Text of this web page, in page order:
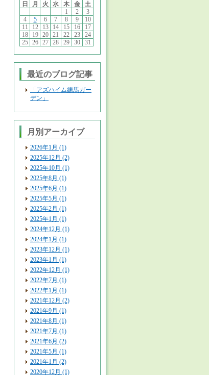
日
月 火 水 木 金
土
1
2
3
4
5 6 7 8 9
10
11
12 13 14 15 16
17
18
19 20 21 22 23
24
25
26 27 28 29 30 31
最近のブログ記事
「アズハイム練馬ガー
デン」
月別アーカイブ
2026年1月 (1)
2025年12月 (2)
2025年10月 (1)
2025年8月 (1)
2025年6月 (1)
2025年5月 (1)
2025年2月 (1)
2025年1月 (1)
2024年12月 (1)
2024年1月 (1)
2023年12月 (1)
2023年1月 (1)
2022年12月 (1)
2022年7月 (1)
2022年1月 (1)
2021年12月 (2)
2021年9月 (1)
2021年8月 (1)
2021年7月 (1)
2021年6月 (2)
2021年5月 (1)
2021年1月 (2)
2020年12月 (1)